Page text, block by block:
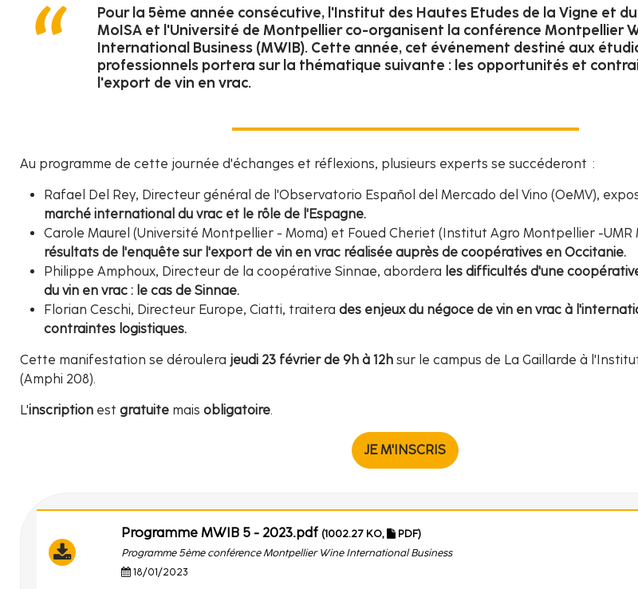
Pour la 5ème année consécutive, l'Institut des Hautes Etudes de la Vigne et du
MoISA et l'Université de Montpellier co-organisent la conférence Montpellier
International Business (MWIB). Cette année, cet événement destiné aux
professionnels portera sur la thématique suivante : les opportunités et
l'export de vin en vrac.
Au programme de cette journée d'échanges et réflexions, plusieurs experts se succéderont :
Rafael Del Rey, Directeur général de l'Observatorio Español del Mercado del Vino (OeMV),
marché international du vrac et le rôle de l'Espagne.
Carole Maurel (Université Montpellier - Moma) et Foued Cheriet (Institut Agro Montpellier -
résultats de l'enquête sur l'export de vin en vrac réalisée auprès de coopératives en Occitanie.
Philippe Amphoux, Directeur de la coopérative Sinnae, abordera les difficultés d'une
du vin en vrac : le cas de Sinnae.
Florian Ceschi, Directeur Europe, Ciatti, traitera des enjeux du négoce de vin en vrac à
contraintes logistiques.
Cette manifestation se déroulera jeudi 23 février de 9h à 12h sur le campus de La Gaillarde à
(Amphi 208).
L'inscription est gratuite mais obligatoire.
JE M'INSCRIS
Programme MWIB 5 - 2023.pdf (1002.27 KO,
PDF)
Programme 5ème conférence Montpellier Wine International Business
18/01/2023